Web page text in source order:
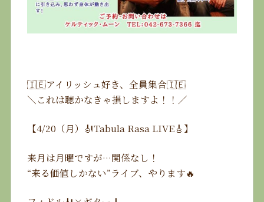
🇮🇪アイリッシュ好き、全員集合🇮🇪
＼これは聴かなきゃ損しますよ！！／
【4/20（月）🎻Tabula Rasa LIVE🎸】
来月は月曜ですが…関係なし！
“来る価値しかない”ライブ、やります🔥